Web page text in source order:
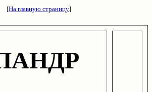
[На главную страницу]